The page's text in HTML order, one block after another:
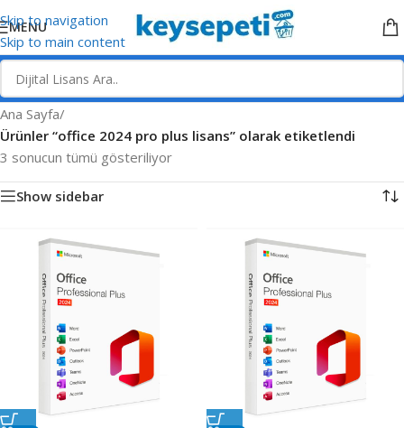
Skip to navigation
Skip to main content
MENU
Ana Sayfa/
Ürünler “office 2024 pro plus lisans” olarak etiketlendi
3 sonucun tümü gösteriliyor
Show sidebar